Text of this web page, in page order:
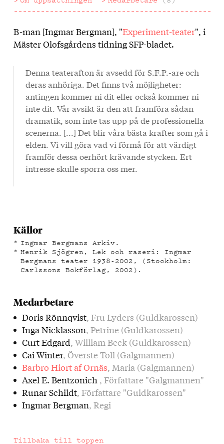
Om
uppsättningen
B-man [Ingmar Bergman], "Experiment-teater", i
Mäster Olofsgårdens tidning SFP-bladet.
Denna teaterafton är avsedd för S.F.P.-are och
deras anhöriga. Det finns två möjligheter:
antingen kommer ni dit eller också kommer ni
inte dit. Vår avsikt är den att framföra sådan
dramatik, som inte tas upp på de professionella
scenerna. [...] Det blir våra bästa krafter som gå i
elden. Vi vill göra vad vi förmå för att värdigt
framför dessa oerhört krävande stycken. Ert
intresse skulle sporra oss mer.
Källor
Ingmar Bergmans Arkiv.
Henrik Sjögren, Lek och raseri: Ingmar
Bergmans teater 1938-2002, (Stockholm:
Carlssons Bokförlag, 2002).
Medarbetare
Doris Rönnqvist, Fru Lyders (Guldkarossen)
Inga Nicklasson, Petrine (Guldkarossen)
Curt Edgard, William Beck (Guldkarossen)
Cai Winter, Överste Toll (Galgmannen)
Barbro Hiort af Ornäs, Maria (Galgmannen)
Axel E. Bentzonich , Författare "Galgmannen"
Runar Schildt, Författare "Guldkarossen"
Ingmar Bergman, Regi
Tillbaka till toppen